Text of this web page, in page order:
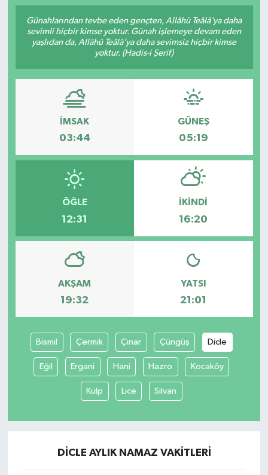
Günahlarından tevbe eden gençten, Allâhü Teâlâ’ya daha
sevimli hiçbir kimse yoktur. Günah işlemeye devam eden
yaşlıdan da, Allâhü Teâlâ’ya daha sevimsiz hiçbir kimse
yoktur. (Hadis-i Şerif)
İMSAK
03:44
GÜNEŞ
05:19
ÖĞLE
12:31
İKINDI
16:20
AKŞAM
19:32
YATSI
21:01
Bismil Çermik Çınar Çüngüş Dicle
Eğil Ergani Hani Hazro Kocaköy
Kulp Lice Silvan
DICLE AYLIK NAMAZ VAKITLERI